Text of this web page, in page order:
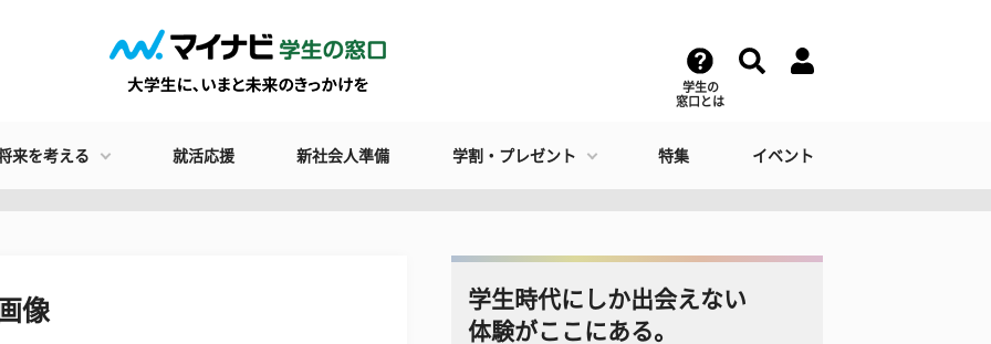
学生の
窓口とは
来を考える 就活応援 新社会人準備 学割・プレゼント 特集 イベント
像
学生時代にしか出会えない
体験がここにある。